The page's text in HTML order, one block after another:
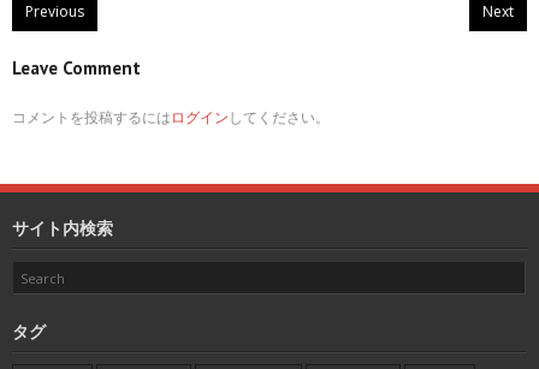
Previous Next
Leave Comment
コメントを投稿するにはログインしてください。
サイト内検索
タグ